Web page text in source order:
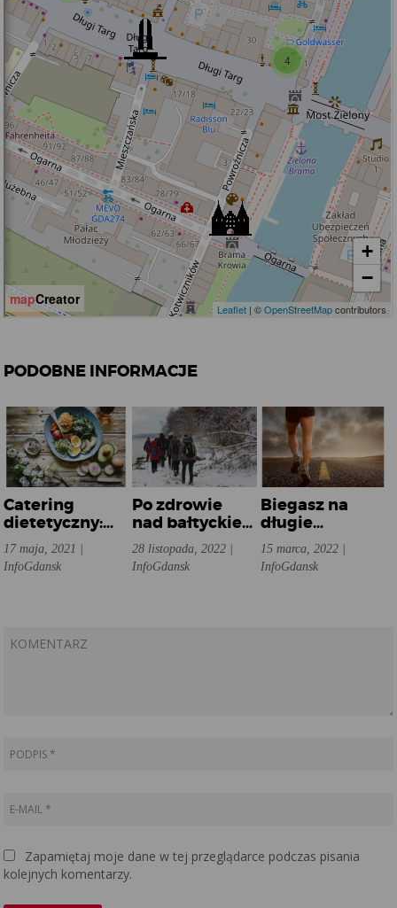
PODOBNE INFORMACJE
Catering
dietetyczny:
zadbaj o swoje
zdrowie i
samopoczucie!
17 maja, 2021 |
InfoGdansk
Po zdrowie
nad bałtyckie
wybrzeże
28 listopada, 2022 |
InfoGdansk
Biegasz na
długie
dystanse?
Sprawdź 5
podstawowych
15 marca, 2022 |
InfoGdansk
Zapamiętaj moje dane w tej przeglądarce podczas pisania
kolejnych komentarzy.